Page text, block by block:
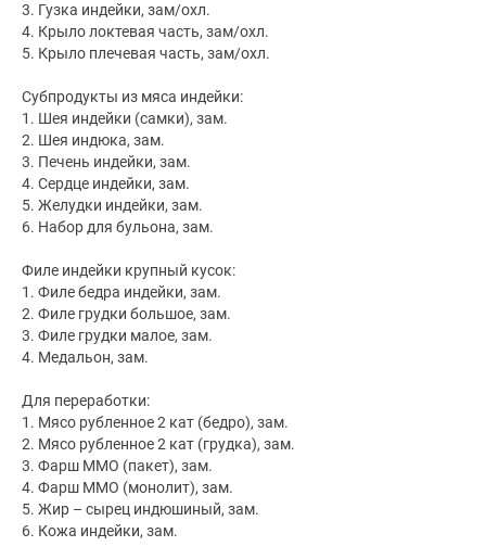
3. Гузка индейки, зам/охл.
4. Крыло локтевая часть, зам/охл.
5. Крыло плечевая часть, зам/охл.
Субпродукты из мяса индейки:
1. Шея индейки (самки), зам.
2. Шея индюка, зам.
3. Печень индейки, зам.
4. Сердце индейки, зам.
5. Желудки индейки, зам.
6. Набор для бульона, зам.
Филе индейки крупный кусок:
1. Филе бедра индейки, зам.
2. Филе грудки большое, зам.
3. Филе грудки малое, зам.
4. Медальон, зам.
Для переработки:
1. Мясо рубленное 2 кат (бедро), зам.
2. Мясо рубленное 2 кат (грудка), зам.
3. Фарш ММО (пакет), зам.
4. Фарш ММО (монолит), зам.
5. Жир – сырец индюшиный, зам.
6. Кожа индейки, зам.